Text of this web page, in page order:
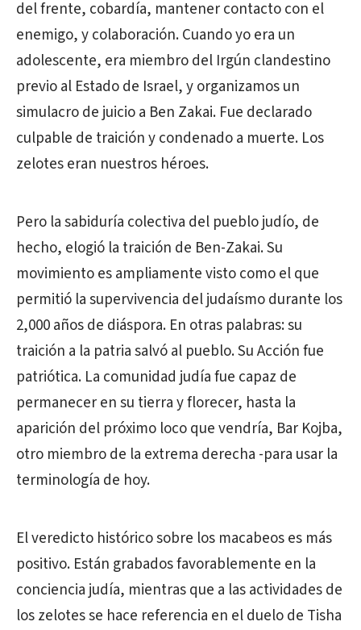
del frente, cobardía, mantener contacto con el
enemigo, y colaboración. Cuando yo era un
adolescente, era miembro del Irgún clandestino
previo al Estado de Israel, y organizamos un
simulacro de juicio a Ben Zakai. Fue declarado
culpable de traición y condenado a muerte. Los
zelotes eran nuestros héroes.
Pero la sabiduría colectiva del pueblo judío, de
hecho, elogió la traición de Ben-Zakai. Su
movimiento es ampliamente visto como el que
permitió la supervivencia del judaísmo durante los
2,000 años de diáspora. En otras palabras: su
traición a la patria salvó al pueblo. Su Acción fue
patriótica. La comunidad judía fue capaz de
permanecer en su tierra y florecer, hasta la
aparición del próximo loco que vendría, Bar Kojba,
otro miembro de la extrema derecha -para usar la
terminología de hoy.
El veredicto histórico sobre los macabeos es más
positivo. Están grabados favorablemente en la
conciencia judía, mientras que a las actividades de
los zelotes se hace referencia en el duelo de Tisha